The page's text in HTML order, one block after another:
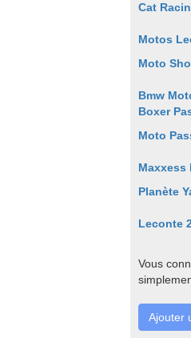
Cat
Motos
Moto
Bmw
Boxer
Moto
Maxxess
Planète
Leconte
Vous
Ajouter